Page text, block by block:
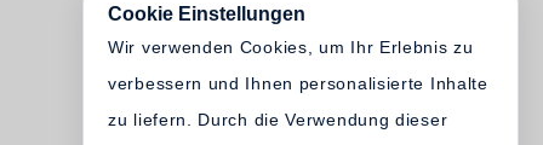
Cookie Einstellungen
Wir verwenden Cookies, um Ihr Erlebnis zu
verbessern und Ihnen personalisierte Inhalte
zu liefern. Durch die Verwendung dieser